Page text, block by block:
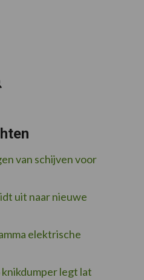
van schijven voor
uit naar nieuwe
elektrische
legt lat